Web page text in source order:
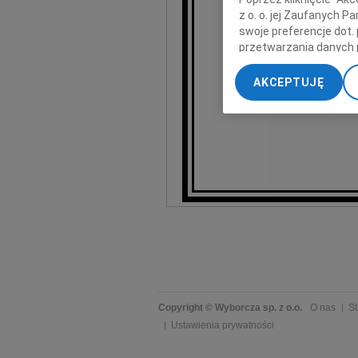
Copyright © Wyborcza sp. z o.o. O nas
Ustawienia prywatności
z o. o. jej Zaufanych
swoje preferencje dot.
przetwarzania danych
„Ustawienia
My, nasi Zaufani
dokładnych danych
Przechowywanie
treści, badnie
AKCEPTUJĘ